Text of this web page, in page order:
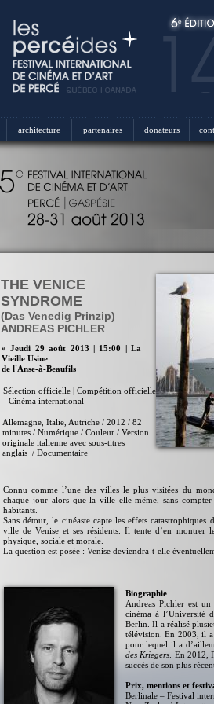
Sélection officielle | Compétition officielle
- Cinéma international
Biographie
Andreas Pichler est
cinéma à l’Université
Berlin. Il a réalisé
télévision. En 2003, il
pour lequel il a
des Kriegers . En 2012,
succès de son plus
Prix, mentions et
Berlinale – Festival
Connu comme l’une des villes le plus visitées du
chaque jour alors que la ville elle-même, sans
habitants.
Sans détour, le cinéaste capte les effets
ville de Venise et ses résidents. Il tente d’en montrer
physique, sociale et morale.
La question est posée : Venise deviendra-t-elle
Allemagne, Italie, Autriche / 2012 / 82
minutes / Numérique / Couleur / Version
originale italienne avec sous-titres
anglais / Documentaire
» Jeudi 29 août 2013 | 15:00 | La
Vieille Usine
de l'Anse-à-Beaufils
THE VENICE
SYNDROME
(Das Venedig Prinzip)
ANDREAS PICHLER
architecture partenaires donateurs